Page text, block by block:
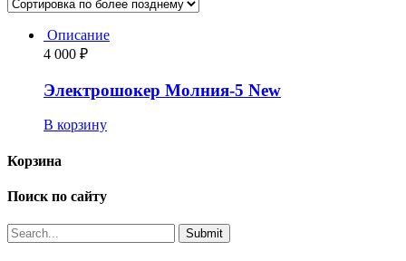
Описание
4 000 ₽
Электрошокер Молния-5 New
В корзину
Корзина
Поиск по сайту